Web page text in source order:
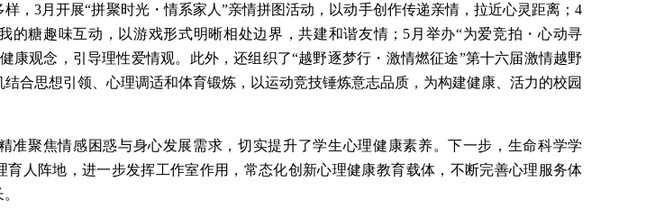
，3月开展“拼聚时光・情系家人”亲情拼图活动，以动手创作传递亲情，拉近心灵距离；4
的糖趣味互动，以游戏形式明晰相处边界，共建和谐友情；5月举办“为爱竞拍・心动寻
康观念，引导理性爱情观。此外，还组织了“越野逐梦行・激情燃征途”第十六届激情越野
合思想引领、心理调适和体育锻炼，以运动竞技锤炼意志品质，为构建健康、活力的校园
准聚焦情感困惑与身心发展需求，切实提升了学生心理健康素养。下一步，生命科学学
育人阵地，进一步发挥工作室作用，常态化创新心理健康教育载体，不断完善心理服务体